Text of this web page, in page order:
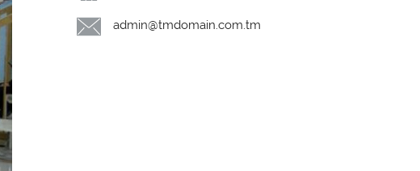
admin@tmdomain.com.tm